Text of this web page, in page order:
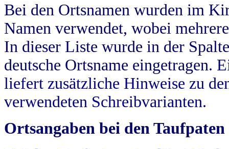
Bei den Ortsnamen wurden im
Namen verwendet, wobei
In dieser Liste wurde in der
deutsche Ortsname eingetragen.
liefert zusätzliche Hinweise zu
verwendeten Schreibvarianten.
Ortsangaben bei den Taufpaten